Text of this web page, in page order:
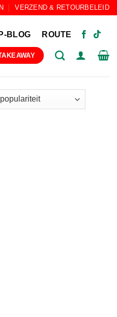
VERZEND & RETOURBELEID
BLOG ROUTE